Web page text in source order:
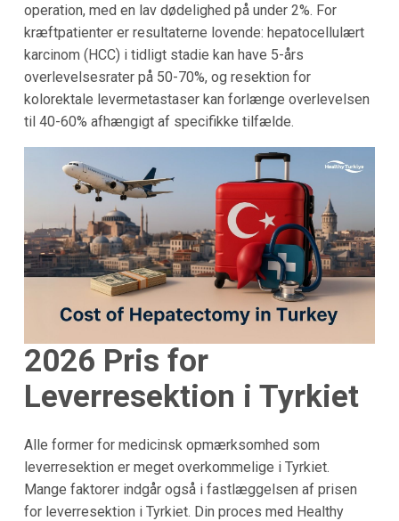
operation, med en lav dødelighed på under 2%. For
kræftpatienter er resultaterne lovende: hepatocellulært
karcinom (HCC) i tidligt stadie kan have 5-års
overlevelsesrater på 50-70%, og resektion for
kolorektale levermetastaser kan forlænge overlevelsen
til 40-60% afhængigt af specifikke tilfælde.
2026 Pris for
Leverresektion i Tyrkiet
Alle former for medicinsk opmærksomhed som
leverresektion er meget overkommelige i Tyrkiet.
Mange faktorer indgår også i fastlæggelsen af prisen
for leverresektion i Tyrkiet. Din proces med Healthy